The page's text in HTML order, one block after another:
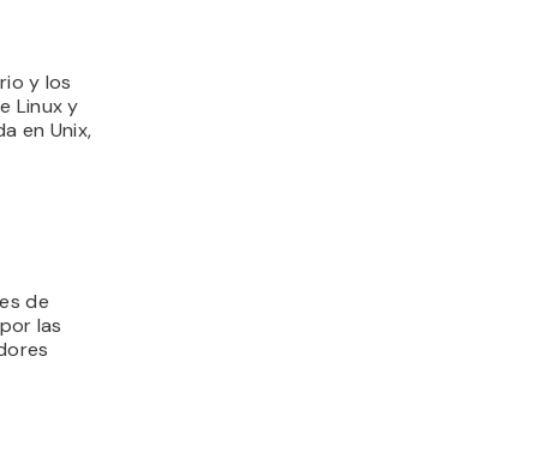
y los
Linux y
en Unix,
de
las